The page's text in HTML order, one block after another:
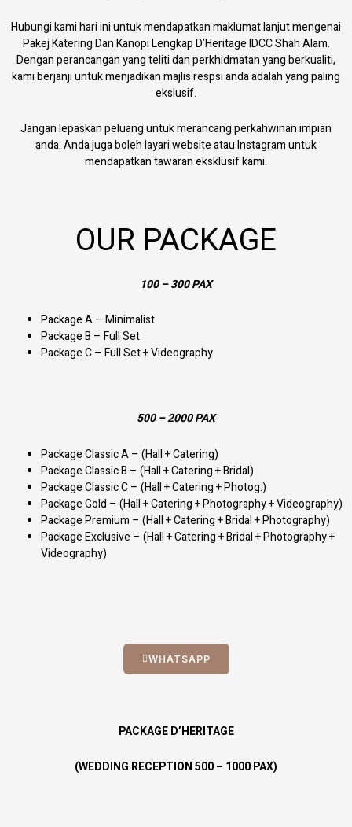
Hubungi kami hari ini untuk mendapatkan maklumat lanjut mengenai
Pakej Katering Dan Kanopi Lengkap D’Heritage IDCC Shah Alam.
Dengan perancangan yang teliti dan perkhidmatan yang berkualiti,
kami berjanji untuk menjadikan majlis respsi anda adalah yang paling
ekslusif.
Jangan lepaskan peluang untuk merancang perkahwinan impian
anda. Anda juga boleh layari website atau Instagram untuk
mendapatkan tawaran eksklusif kami.
OUR PACKAGE
100 – 300 PAX
Package A – Minimalist
Package B – Full Set
Package C – Full Set + Videography
500 – 2000 PAX
Package Classic A – (Hall + Catering)
Package Classic B – (Hall + Catering + Bridal)
Package Classic C – (Hall + Catering + Photog.)
Package Gold – (Hall + Catering + Photography + Videography)
Package Premium – (Hall + Catering + Bridal + Photography)
Package Exclusive – (Hall + Catering + Bridal + Photography +
Videography)
WHATSAPP
PACKAGE D’HERITAGE
(WEDDING RECEPTION 500 – 1000 PAX)